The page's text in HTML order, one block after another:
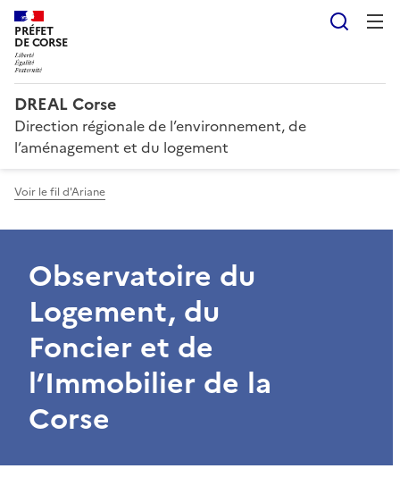
PRÉFET
DE CORSE
DREAL Corse
Direction régionale de l’environnement, de
l’aménagement et du logement
Voir le fil d'Ariane
Observatoire du
Logement, du
Foncier et de
l’Immobilier de la
Corse